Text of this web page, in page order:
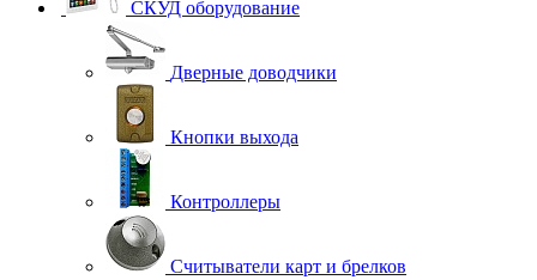
СКУД оборудование
Дверные доводчики
Кнопки выхода
Контроллеры
Считыватели карт и брелков